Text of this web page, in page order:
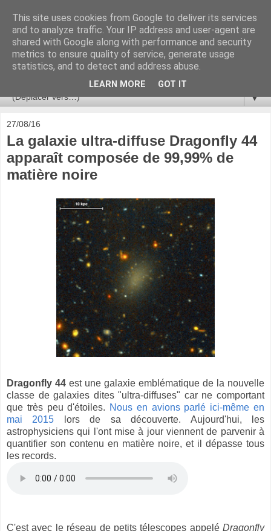
Ça se passe là haut
Astronomie, Astrophysique, Astroparticules, Cosmologie.
L'infini se contemple, indéfiniment. ISSN 2272-5768
▼
27/08/16
La galaxie ultra-diffuse Dragonfly 44
apparaît composée de 99,99% de
matière noire
Dragonfly 44 est une galaxie emblématique de la nouvelle
classe de galaxies dites "ultra-diffuses" car ne comportant
que très peu d'étoiles. Nous en avions parlé ici-même en
mai 2015 lors de sa découverte. Aujourd'hui, les
astrophysiciens qui l'ont mise à jour viennent de parvenir à
quantifier son contenu en matière noire, et il dépasse tous
les records.
C'est avec le réseau de petits télescopes appelé Dragonfly
This site uses cookies from Google to deliver its services
and to analyze traffic. Your IP address and user-agent are
shared with Google along with performance and security
metrics to ensure quality of service, generate usage
statistics, and to detect and address abuse.
LEARN MORE GOT IT